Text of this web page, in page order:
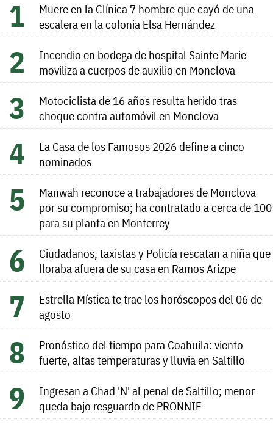
Muere en la Clínica 7 hombre que cayó de una
escalera en la colonia Elsa Hernández
Incendio en bodega de hospital Sainte Marie
moviliza a cuerpos de auxilio en Monclova
Motociclista de 16 años resulta herido tras
choque contra automóvil en Monclova
La Casa de los Famosos 2026 define a cinco
nominados
Manwah reconoce a trabajadores de Monclova
por su compromiso; ha contratado a cerca de 100
para su planta en Monterrey
Ciudadanos, taxistas y Policía rescatan a niña que
lloraba afuera de su casa en Ramos Arizpe
Estrella Mística te trae los horóscopos del 06 de
agosto
Pronóstico del tiempo para Coahuila: viento
fuerte, altas temperaturas y lluvia en Saltillo
Ingresan a Chad 'N' al penal de Saltillo; menor
queda bajo resguardo de PRONNIF